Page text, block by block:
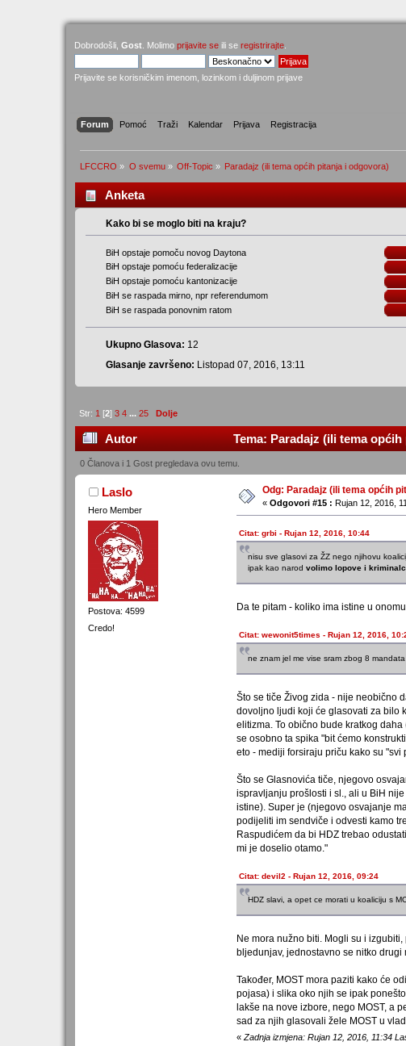
Dobrodošli,Gost . Molimoprijavite se ili seregistrirajte
Prijavite se korisničkim imenom, lozinkom i duljinom prijave
Forum Pomoć Traži Kalendar Prijava Registracija
LFCCRO » O svemu» Off-Topic » Paradajz (ili tema općih pitanja i odgovora)
Anketa
Kako bi se moglo biti na kraju?
BiH opstaje pomoču novog Daytona
BiH opstaje pomoću federalizacije
BiH opstaje pomoću kantonizacije
BiH se raspada mirno, npr referendumom
BiH se raspada ponovnim ratom
Ukupno Glasova: 12
Glasanje završeno: Listopad 07, 2016, 13:11
Str: 1 [2]3 4 ...25 Dolje
Autor Tema: Paradajz (ili tema
0 Članova i 1 Gost pregledava ovu temu.
Laslo
Hero Member
Postova: 4599
Credo!
Odg: Paradajz (ili tema općih
«Odgovori #15 : Rujan 12, 2016,
Citat: grbi - Rujan 12, 2016, 10:44
nisu sve glasovi za ŽZ nego njihovu
ipak kao narod volimo lopove i
Da te pitam - koliko ima istine u
Citat: wewonit5times - Rujan 12, 2016,
ne znam jel me vise sram zbog 8
Što se tiče Živog zida - nije neobično
dovoljno ljudi koji će glasovati za bilo
elitizma. To obično bude kratkog
se osobno ta spika "bit ćemo
eto - mediji forsiraju priču kako su
Što se Glasnovića tiče, njegovo
ispravljanju prošlosti i sl., ali u BiH
istine). Super je (njegovo osvajanje
podijeliti im sendviče i odvesti kamo
Raspudićem da bi HDZ trebao
mi je doselio otamo."
Citat: devil2 - Rujan 12, 2016, 09:24
HDZ slavi, a opet ce morati u koaliciju s
Ne mora nužno biti. Mogli su i
bljedunjav, jednostavno se nitko drugi
Također, MOST mora paziti kako će
pojasa) i slika oko njih se ipak
lakše na nove izbore, nego MOST, a
sad za njih glasovali žele MOST u
« Zadnja izmjena: Rujan 12, 2016, 11:34